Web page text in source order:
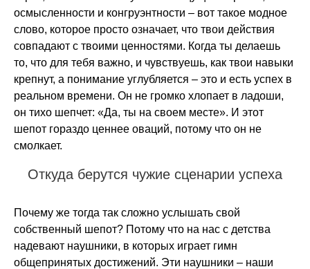
осмысленности и конгруэнтности – вот такое модное
слово, которое просто означает, что твои действия
совпадают с твоими ценностями. Когда ты делаешь
то, что для тебя важно, и чувствуешь, как твои навыки
крепнут, а понимание углубляется – это и есть успех в
реальном времени. Он не громко хлопает в ладоши,
он тихо шепчет: «Да, ты на своем месте». И этот
шепот гораздо ценнее оваций, потому что он не
смолкает.
Откуда берутся чужие сценарии успеха
Почему же тогда так сложно услышать свой
собственный шепот? Потому что на нас с детства
надевают наушники, в которых играет гимн
общепринятых достижений. Эти наушники – наши